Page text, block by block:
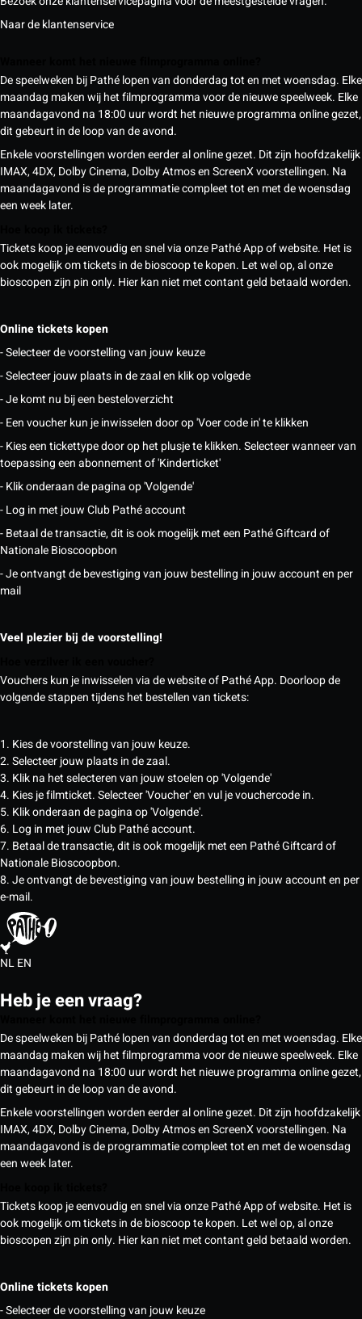
Naar de klantenservice
De speelweken bij Pathé lopen van donderdag tot en met woensdag. Elke
maandag maken wij het filmprogramma voor de nieuwe speelweek. Elke
maandagavond na 18:00 uur wordt het nieuwe programma online gezet,
dit gebeurt in de loop van de avond.
Enkele voorstellingen worden eerder al online gezet. Dit zijn hoofdzakelijk
IMAX, 4DX, Dolby Cinema, Dolby Atmos en ScreenX voorstellingen. Na
maandagavond is de programmatie compleet tot en met de woensdag
een week later.
Tickets koop je eenvoudig en snel via onze Pathé App of website. Het is
ook mogelijk om tickets in de bioscoop te kopen. Let wel op, al onze
bioscopen zijn pin only. Hier kan niet met contant geld betaald worden.
Online tickets kopen
- Selecteer de voorstelling van jouw keuze
- Selecteer jouw plaats in de zaal en klik op volgede
- Je komt nu bij een besteloverzicht
- Een voucher kun je inwisselen door op 'Voer code in' te klikken
- Kies een tickettype door op het plusje te klikken. Selecteer wanneer van
toepassing een abonnement of 'Kinderticket'
- Klik onderaan de pagina op 'Volgende'
- Log in met jouw Club Pathé account
- Betaal de transactie, dit is ook mogelijk met een Pathé Giftcard of
Nationale Bioscoopbon
- Je ontvangt de bevestiging van jouw bestelling in jouw account en per
mail
Veel plezier bij de voorstelling!
Vouchers kun je inwisselen via de website of Pathé App. Doorloop de
volgende stappen tijdens het bestellen van tickets:
1. Kies de voorstelling van jouw keuze.
2. Selecteer jouw plaats in de zaal.
3. Klik na het selecteren van jouw stoelen op 'Volgende'
4. Kies je filmticket. Selecteer 'Voucher' en vul je vouchercode in.
5. Klik onderaan de pagina op 'Volgende'.
6. Log in met jouw Club Pathé account.
7. Betaal de transactie, dit is ook mogelijk met een Pathé Giftcard of
Nationale Bioscoopbon.
8. Je ontvangt de bevestiging van jouw bestelling in jouw account en per
e-mail.
NLEN
Heb je een vraag?
De speelweken bij Pathé lopen van donderdag tot en met woensdag. Elke
maandag maken wij het filmprogramma voor de nieuwe speelweek. Elke
maandagavond na 18:00 uur wordt het nieuwe programma online gezet,
dit gebeurt in de loop van de avond.
Enkele voorstellingen worden eerder al online gezet. Dit zijn hoofdzakelijk
IMAX, 4DX, Dolby Cinema, Dolby Atmos en ScreenX voorstellingen. Na
maandagavond is de programmatie compleet tot en met de woensdag
een week later.
Tickets koop je eenvoudig en snel via onze Pathé App of website. Het is
ook mogelijk om tickets in de bioscoop te kopen. Let wel op, al onze
bioscopen zijn pin only. Hier kan niet met contant geld betaald worden.
Online tickets kopen
- Selecteer de voorstelling van jouw keuze